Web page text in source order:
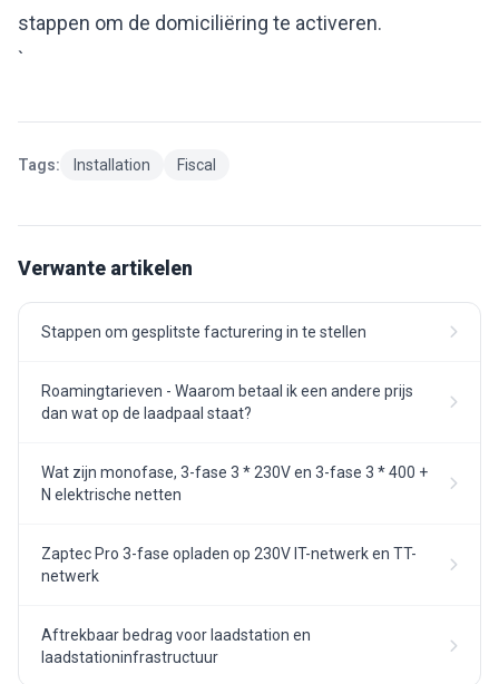
stappen om de domiciliëring te activeren.
`
Tags: Installation Fiscal
Verwante artikelen
Stappen om gesplitste facturering in te stellen
Roamingtarieven - Waarom betaal ik een andere prijs
dan wat op de laadpaal staat?
Wat zijn monofase, 3-fase 3 * 230V en 3-fase 3 * 400 +
N elektrische netten
Zaptec Pro 3-fase opladen op 230V IT-netwerk en TT-
netwerk
Aftrekbaar bedrag voor laadstation en
laadstationinfrastructuur